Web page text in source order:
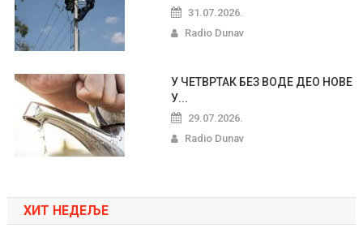
31.07.2026.
Radio Dunav
У ЧЕТВРТАК БЕЗ ВОДЕ ДЕО НОВЕ
У...
29.07.2026.
Radio Dunav
ХИТ НЕДЕЉЕ